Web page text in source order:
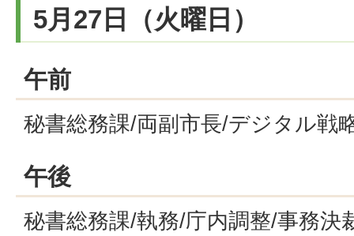
5月27日（火曜日）
午前
秘書総務課/両副市長/デジタル戦
午後
秘書総務課/執務/庁内調整/事務決